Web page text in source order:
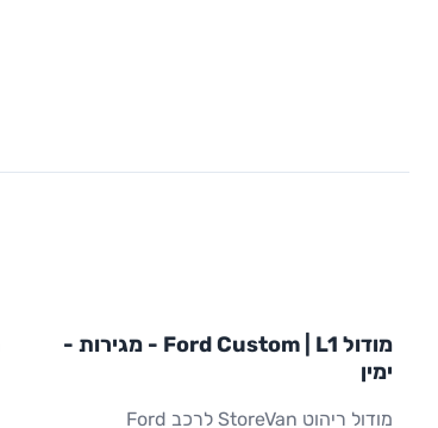
STOREVAN
מודול Ford Custom | L1 - מגירות -
ימין
מודול ריהוט StoreVan לרכב Ford